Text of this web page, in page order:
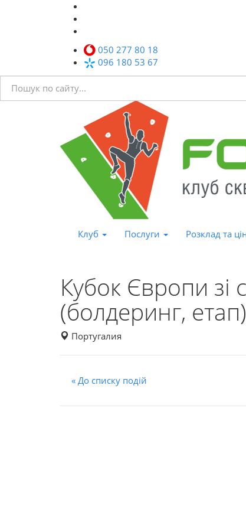
050 277 80 18
096 180 53 67
Клуб Послуги Розклад та
Кубок Європи зі
(болдеринг,
Португалия
« До списку подій